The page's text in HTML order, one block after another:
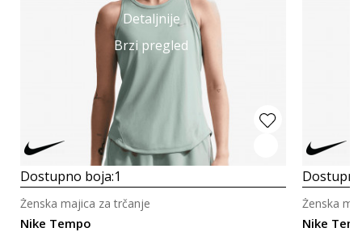
Detaljnije
Brzi pregled
Dostupno boja:1
Nike Tempo
Ženska majica za trčanje
Nike
Ženska